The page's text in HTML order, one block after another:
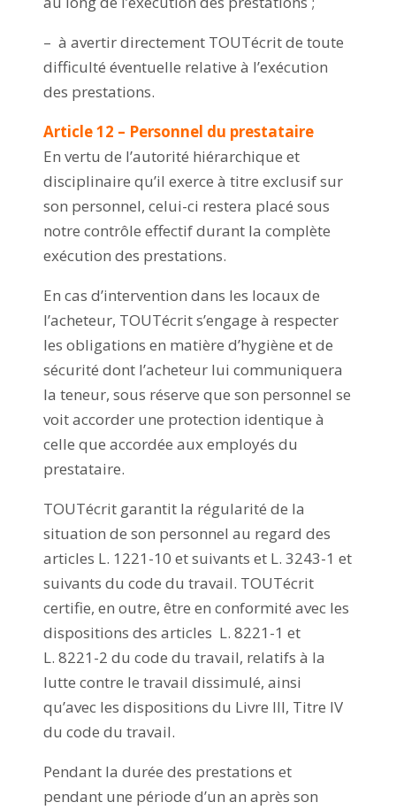
– à avertir directement TOUTécrit de toute
difficulté éventuelle relative à l’exécution
des prestations.
Article 12 – Personnel du prestataire
En vertu de l’autorité hiérarchique et
disciplinaire qu’il exerce à titre exclusif sur
son personnel, celui-ci restera placé sous
notre contrôle effectif durant la complète
exécution des prestations.
En cas d’intervention dans les locaux de
l’acheteur, TOUTécrit s’engage à respecter
les obligations en matière d’hygiène et de
sécurité dont l’acheteur lui communiquera
la teneur, sous réserve que son personnel se
voit accorder une protection identique à
celle que accordée aux employés du
prestataire.
TOUTécrit garantit la régularité de la
situation de son personnel au regard des
articles L. 1221-10 et suivants et L. 3243-1 et
suivants du code du travail. TOUTécrit
certifie, en outre, être en conformité avec les
dispositions des articles L. 8221-1 et
L. 8221-2 du code du travail, relatifs à la
lutte contre le travail dissimulé, ainsi
qu’avec les dispositions du Livre III, Titre IV
du code du travail.
Pendant la durée des prestations et
pendant une période d’un an après son